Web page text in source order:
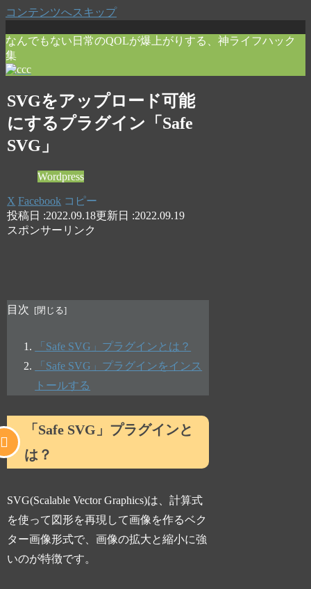
コンテンツへスキップ
なんでもない日常のQOLが爆上がりする、神ライフハック
集
SVGをアップロード可能
にするプラグイン「Safe
SVG」
Wordpress
X Facebook コピー
2022.09.18
2022.09.19
スポンサーリンク
目次
「Safe SVG」プラグインとは？
「Safe SVG」プラグインをインス
トールする
「Safe SVG」プラグインと
は？
SVG(Scalable Vector Graphics)は、計算式
を使って図形を再現して画像を作るベク
ター画像形式で、画像の拡大と縮小に強
いのが特徴です。